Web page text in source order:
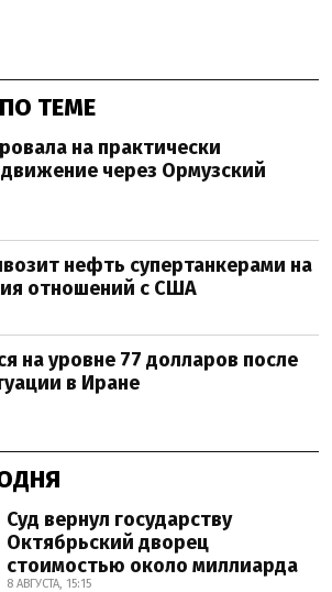
ТЕМЕ
на практически
через Ормузский
нефть супертанкерами на
отношений с США
на уровне 77 долларов после
в Иране
Суд вернул государству
Октябрьский дворец
стоимостью около миллиарда
8 АВГУСТА, 15:15